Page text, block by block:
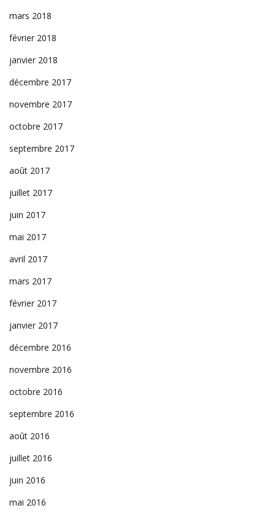
mars 2018
février 2018
janvier 2018
décembre 2017
novembre 2017
octobre 2017
septembre 2017
août 2017
juillet 2017
juin 2017
mai 2017
avril 2017
mars 2017
février 2017
janvier 2017
décembre 2016
novembre 2016
octobre 2016
septembre 2016
août 2016
juillet 2016
juin 2016
mai 2016